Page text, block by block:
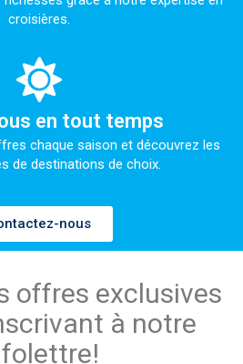
croisières.
en tout temps
chaque saison et découvrez les
de destinations de choix.
nous
offres exclusives
à notre